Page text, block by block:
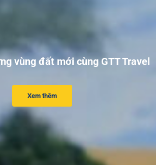
vùng đất mới cùng GTT Travel
Xem thêm